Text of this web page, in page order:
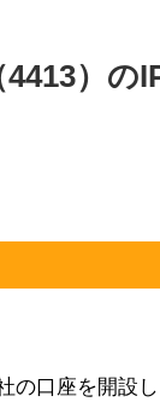
）の
の口座を開設